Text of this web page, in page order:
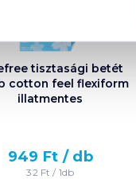
tisztasági betét
cotton feel flexiform
illatmentes
949 Ft / db
32 Ft / 1db